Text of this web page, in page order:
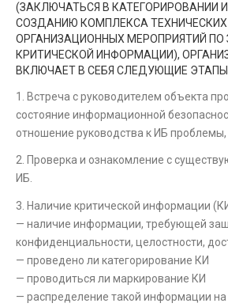
(ЗАКЛЮЧАТЬСЯ В КАТЕГОРИРОВАНИИ
СОЗДАНИЮ КОМПЛЕКСА ТЕХНИЧЕСКИХ
ОРГАНИЗАЦИОННЫХ МЕРОПРИЯТИЙ ПО
КРИТИЧЕСКОЙ ИНФОРМАЦИИ),
ВКЛЮЧАЕТ В СЕБЯ СЛЕДУЮЩИЕ
1. Встреча с руководителем объекта
состояние информационной
отношение руководства к ИБ
2. Проверка и ознакомление с
ИБ.
3. Наличие критической информации
— наличие информации, требующей
конфиденциальности, целостности,
— проведено ли категорирование КИ
— проводиться ли маркирование КИ
— распределение такой информации